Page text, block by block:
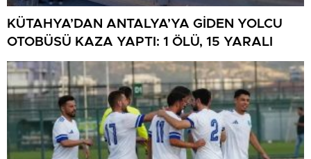
KÜTAHYA’DAN ANTALYA’YA GİDEN YOLCU
OTOBÜSÜ KAZA YAPTI: 1 ÖLÜ, 15 YARALI